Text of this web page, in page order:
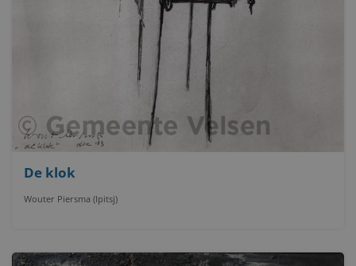
De klok
Wouter Piersma (Ipitsj)